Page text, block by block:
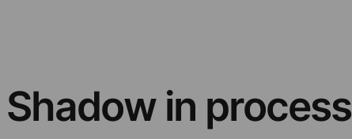
Shadow in process